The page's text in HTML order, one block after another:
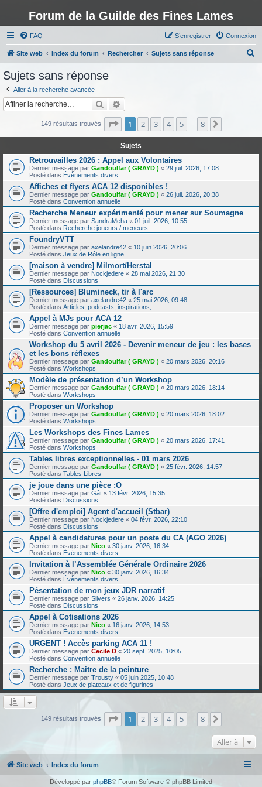
Forum de la Guilde des Fines Lames
FAQ Connexion
S’enregistrer
Site web Index du forum Rechercher Sujets sans réponse
c
r
Sujets sans réponse
Aller à la recherche avancée
Rechercher
149 résultats trouvés Page sur8
1 2 3 4 5 8
Sujets
Retrouvailles 2026 : Appel aux Volontaires
Dernier message par Gandoulfar ( GRAYD ) « 29 juil. 2026, 17:08
Posté dans Évènements divers
Affiches et flyers ACA 12 disponibles !
Dernier message par Gandoulfar ( GRAYD ) « 26 juil. 2026, 20:38
Posté dans Convention annuelle
Recherche Meneur expérimenté pour mener sur Soumagne
Dernier message par SandraMeha « 01 juil. 2026, 10:55
Posté dans Recherche joueurs / meneurs
FoundryVTT
Dernier message par axelandre42 « 10 juin 2026, 20:06
Posté dans Jeux de Rôle en ligne
[maison à vendre] Milmort/Herstal
Dernier message par Nockjedere « 28 mai 2026, 21:30
Posté dans Discussions
[Ressources] Blumineck, tir à l'arc
Dernier message par axelandre42 « 25 mai 2026, 09:48
Posté dans Articles, podcasts, inspirations,...
Appel à MJs pour ACA 12
Dernier message par pierjac « 18 avr. 2026, 15:59
Posté dans Convention annuelle
Workshop du 5 avril 2026 - Devenir meneur de jeu : les bases
et les bons réflexes
Dernier message par Gandoulfar ( GRAYD ) « 20 mars 2026, 20:16
Posté dans Workshops
Modèle de présentation d’un Workshop
Dernier message par Gandoulfar ( GRAYD ) « 20 mars 2026, 18:14
Posté dans Workshops
Proposer un Workshop
Dernier message par Gandoulfar ( GRAYD ) « 20 mars 2026, 18:02
Posté dans Workshops
Les Workshops des Fines Lames
Dernier message par Gandoulfar ( GRAYD ) « 20 mars 2026, 17:41
Posté dans Workshops
Tables libres exceptionnelles - 01 mars 2026
Dernier message par Gandoulfar ( GRAYD ) « 25 févr. 2026, 14:57
Posté dans Tables Libres
je joue dans une pièce :O
Dernier message par Gât « 13 févr. 2026, 15:35
Posté dans Discussions
[Offre d'emploi] Agent d'accueil (Stbar)
Dernier message par Nockjedere « 04 févr. 2026, 22:10
Posté dans Discussions
Appel à candidatures pour un poste du CA (AGO 2026)
Dernier message par Nico « 30 janv. 2026, 16:34
Posté dans Évènements divers
Invitation à l’Assemblée Générale Ordinaire 2026
Dernier message par Nico « 30 janv. 2026, 16:34
Posté dans Évènements divers
Pésentation de mon jeux JDR narratif
Dernier message par Silvers « 26 janv. 2026, 14:25
Posté dans Discussions
Appel à Cotisations 2026
Dernier message par Nico « 16 janv. 2026, 14:53
Posté dans Évènements divers
URGENT ! Accès parking ACA 11 !
Dernier message par Cecile D « 20 sept. 2025, 10:05
Posté dans Convention annuelle
Recherche : Maitre de la peinture
Dernier message par Trousty « 05 juin 2025, 10:48
Posté dans Jeux de plateaux et de figurines
149 résultats trouvés Page sur8
1 2 3 4 5 8
Aller à
Site web Index du forum
Développé par phpBB® Forum Software © phpBB Limited